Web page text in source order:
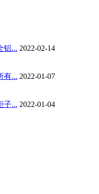
铝... 2022-02-14
有... 2022-01-07
子... 2022-01-04